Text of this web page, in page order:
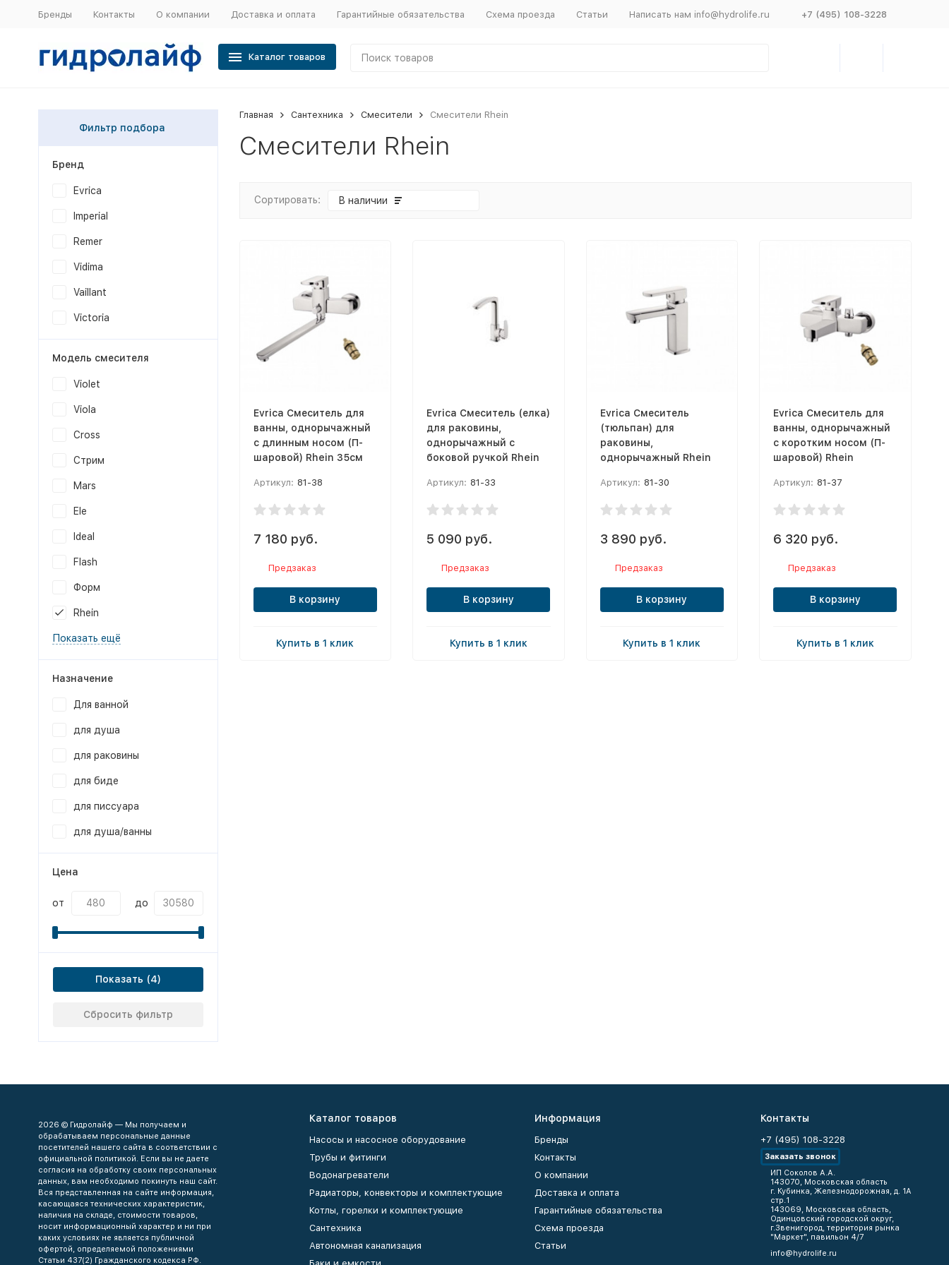
Бренды Контакты О компании Доставка и оплата Гарантийные обязательства Схема проезда Статьи Написать нам info@hydrolife.ru +7 (495) 108-3228
Каталог товаров
Главная Сантехника Смесители Смесители Rhein
Смесители Rhein
Сортировать: В наличии
Evrica Смеситель для
ванны, однорычажный
с длинным носом (П-
шаровой) Rhein 35см
Артикул: 81-38
7 180 руб.
Предзаказ
В корзину
Купить в 1 клик
Evrica Смеситель (елка)
для раковины,
однорычажный с
боковой ручкой Rhein
Артикул: 81-33
5 090 руб.
Предзаказ
В корзину
Купить в 1 клик
Evrica Смеситель
(тюльпан) для
раковины,
однорычажный Rhein
Артикул: 81-30
3 890 руб.
Предзаказ
В корзину
Купить в 1 клик
Evrica Смеситель для
ванны, однорычажный
с коротким носом (П-
шаровой) Rhein
Артикул: 81-37
6 320 руб.
Предзаказ
В корзину
Купить в 1 клик
Фильтр подбора
Бренд
Evrica
Imperial
Remer
Vidima
Vaillant
Victoria
Модель смесителя
Violet
Viola
Cross
Стрим
Mars
Ele
Ideal
Flash
Форм
Rhein
Показать ещё
Назначение
Для ванной
для душа
для раковины
для биде
для писсуара
для душа/ванны
Цена
от до
Показать
Сбросить фильтр
2026 © Гидролайф — Мы получаем и
обрабатываем персональные данные
посетителей нашего сайта в соответствии с
официальной политикой. Если вы не даете
согласия на обработку своих персональных
данных, вам необходимо покинуть наш сайт.
Вся представленная на сайте информация,
касающаяся технических характеристик,
наличия на складе, стоимости товаров,
носит информационный характер и ни при
каких условиях не является публичной
офертой, определяемой положениями
Статьи 437(2) Гражданского кодекса РФ.
Каталог товаров
Насосы и насосное оборудование
Трубы и фитинги
Водонагреватели
Радиаторы, конвекторы и комплектующие
Котлы, горелки и комплектующие
Сантехника
Автономная канализация
Информация
Бренды
Контакты
О компании
Доставка и оплата
Гарантийные обязательства
Схема проезда
Статьи
Контакты
+7 (495) 108-3228
Заказать звонок
ИП Соколов А.А.
143070, Московская область
г. Кубинка, Железнодорожная, д. 1А
стр.1
143069, Московская область,
Одинцовский городской округ,
г.Звенигород, территория рынка
"Маркет", павильон 4/7
info@hydrolife.ru